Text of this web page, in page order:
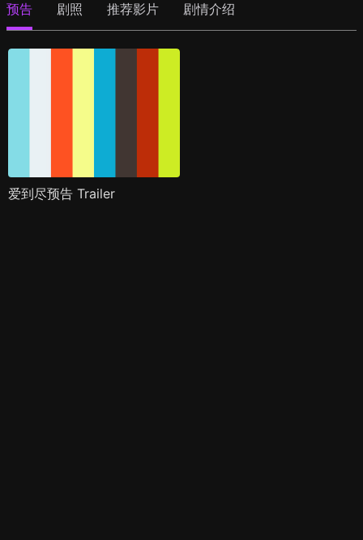
预告 剧照 推荐影片 剧情介绍
爱到尽预告 Trailer